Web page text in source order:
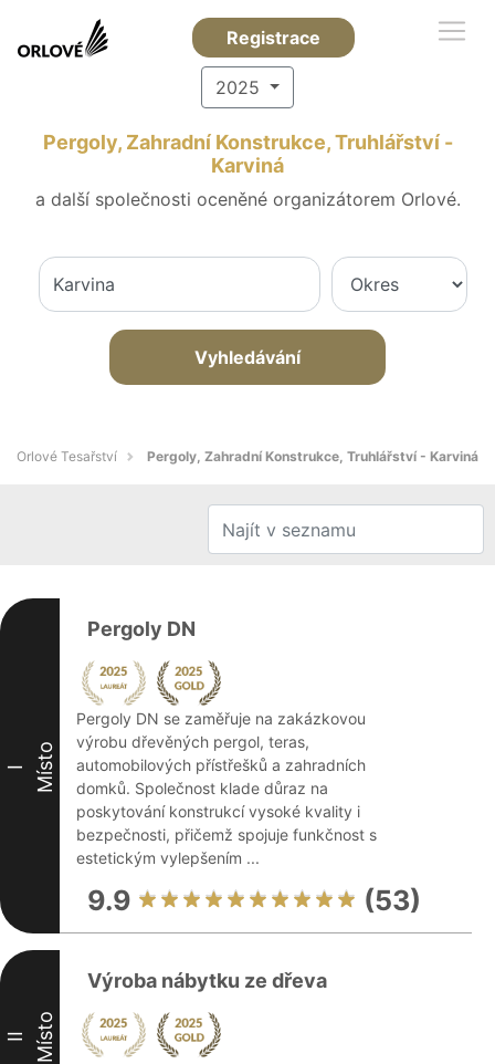
Registrace
2025
Pergoly, Zahradní Konstrukce, Truhlářství -
Karviná
a další společnosti oceněné organizátorem Orlové.
Vyhledávání
Orlové Tesařství Pergoly, Zahradní Konstrukce, Truhlářství - Karviná
I Místo
Pergoly DN
Pergoly DN se zaměřuje na zakázkovou
výrobu dřevěných pergol, teras,
automobilových přístřešků a zahradních
domků. Společnost klade důraz na
poskytování konstrukcí vysoké kvality i
bezpečnosti, přičemž spojuje funkčnost s
estetickým vylepšením ...
9.9 (53)
II Místo
Výroba nábytku ze dřeva